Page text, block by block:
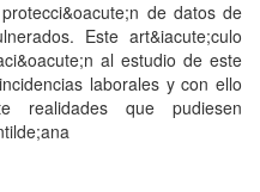
de datos de
Este art&iacute;culo
al estudio de este
laborales y con ello
realidades que pudiesen